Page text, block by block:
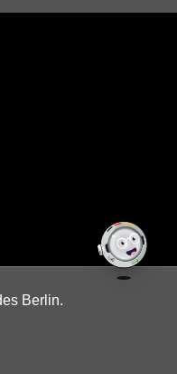
Berlin.